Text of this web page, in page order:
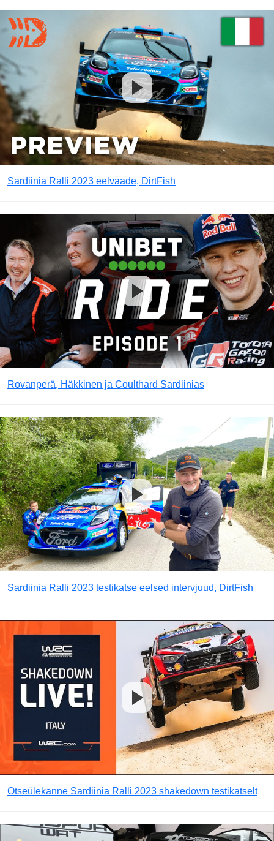
Sardiinia Ralli 2023 eelvaade, DirtFish
Rovanperä, Häkkinen ja Coulthard Sardiinias
Sardiinia Ralli 2023 testikatse eelsed intervjuud, DirtFish
Otseülekanne Sardiinia Ralli 2023 shakedown testikatselt